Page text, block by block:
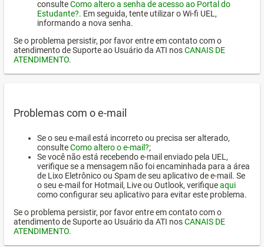
consulteComo altero a senha de acesso ao Portal do
Estudante?. Em seguida, tente utilizar o Wi-fi UEL,
informando a nova senha.
Se o problema persistir, por favor entre em contato com o
atendimento de Suporte ao Usuário da ATI nosCANAIS DE
ATENDIMENTO.
Problemas com o e-mail
Se o seu e-mail está incorreto ou precisa ser alterado,
consulteComo altero o e-mail?;
Se você não está recebendo e-mail enviado pela UEL,
verifique se a mensagem não foi encaminhada para a área
de Lixo Eletrônico ou Spam de seu aplicativo de e-mail. Se
o seu e-mail for Hotmail, Live ou Outlook, verifiqueaqui
como configurar seu aplicativo para evitar este problema.
Se o problema persistir, por favor entre em contato com o
atendimento de Suporte ao Usuário da ATI nosCANAIS DE
ATENDIMENTO.